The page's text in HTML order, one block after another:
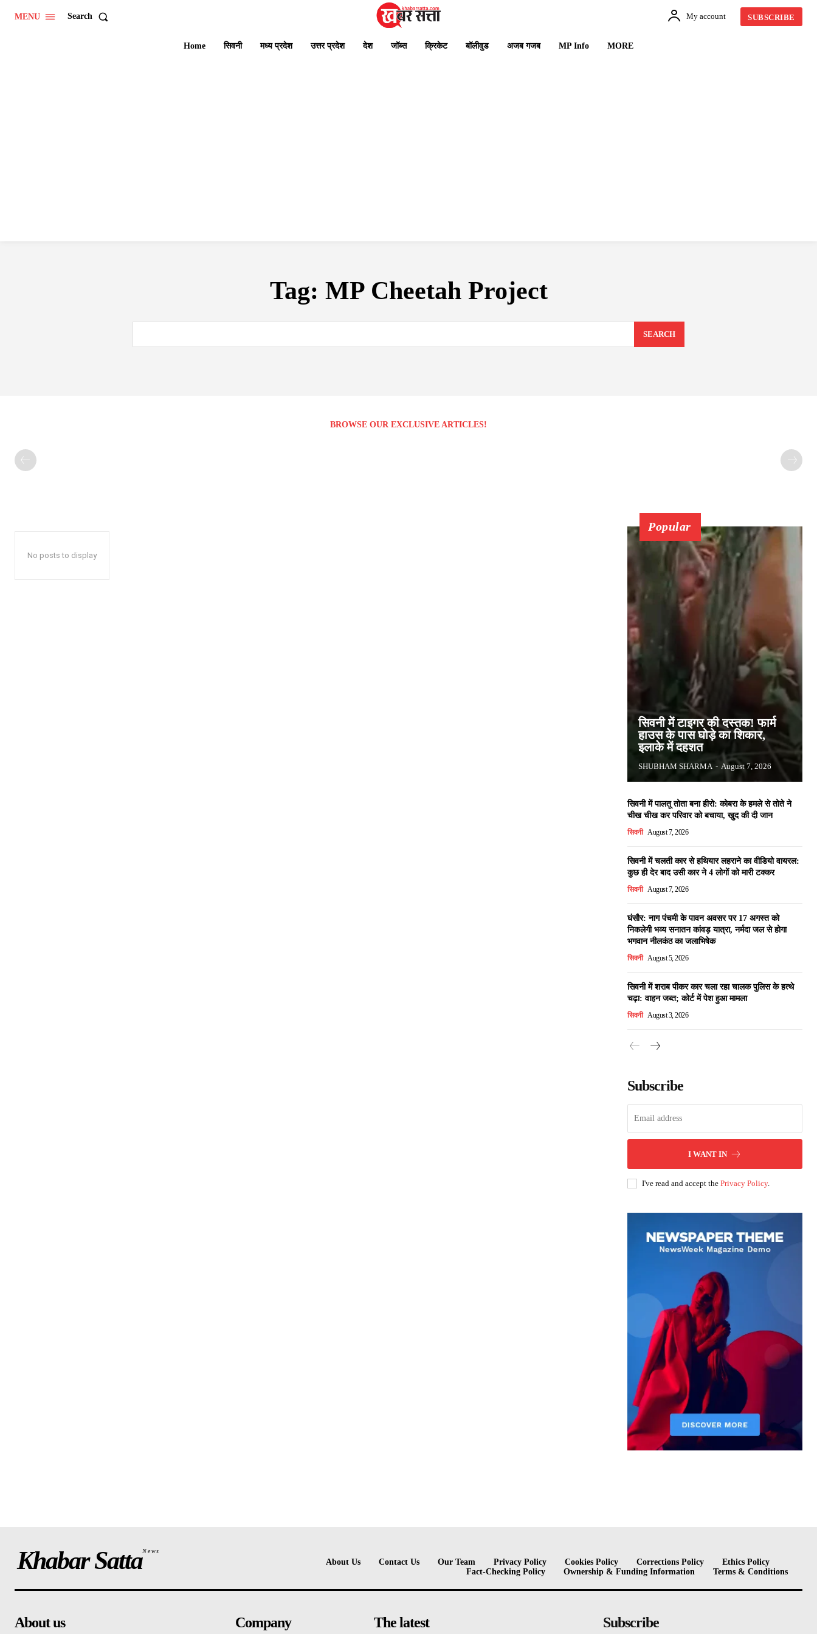
MENU Search My account SUBSCRIBE
Home सिवनी मध्य प्रदेश उत्तर प्रदेश देश जॉब्स क्रिकेट बॉलीवुड अजब गजब MP Info MORE
Tag: MP Cheetah Project
SEARCH
BROWSE OUR EXCLUSIVE ARTICLES!
No posts to display
Popular
सिवनी में टाइगर की दस्तक! फार्म
हाउस के पास घोड़े का शिकार,
इलाके में दहशत
SHUBHAM SHARMA - August 7, 2026
सिवनी में पालतू तोता बना हीरो: कोबरा के हमले से तोते ने
चीख चीख कर परिवार को बचाया, खुद की दी जान
सिवनी August 7, 2026
सिवनी में चलती कार से हथियार लहराने का वीडियो वायरल:
कुछ ही देर बाद उसी कार ने 4 लोगों को मारी टक्कर
सिवनी August 7, 2026
घंसौर: नाग पंचमी के पावन अवसर पर 17 अगस्त को
निकलेगी भव्य सनातन कांवड़ यात्रा, नर्मदा जल से होगा
भगवान नीलकंठ का जलाभिषेक
सिवनी August 5, 2026
सिवनी में शराब पीकर कार चला रहा चालक पुलिस के हत्थे
चढ़ा: वाहन जब्त; कोर्ट में पेश हुआ मामला
सिवनी August 3, 2026
Subscribe
I WANT IN
I've read and accept the Privacy Policy.
Khabar SattaNews
About Us Contact Us Our Team Privacy Policy Cookies Policy Corrections Policy
Ethics Policy
Fact-Checking Policy
Ownership & Funding Information Terms & Conditions
About us Company The latest Subscribe